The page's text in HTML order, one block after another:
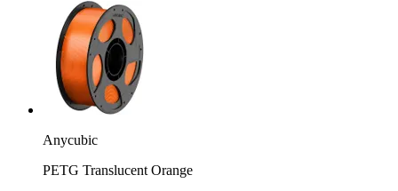
Anycubic
PETG Translucent Orange